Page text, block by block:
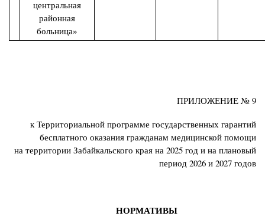
центральная
районная
больница»
ПРИЛОЖЕНИЕ № 9
к Территориальной программе государственных гарантий
бесплатного оказания гражданам медицинской помощи
на территории Забайкальского края на 2025 год и на плановый
период 2026 и 2027 годов
НОРМАТИВЫ